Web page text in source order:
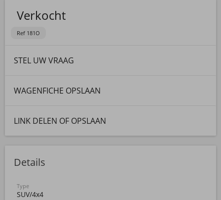
Verkocht
Ref 181O
STEL UW VRAAG
WAGENFICHE OPSLAAN
LINK DELEN OF OPSLAAN
Details
Type
SUV/4x4